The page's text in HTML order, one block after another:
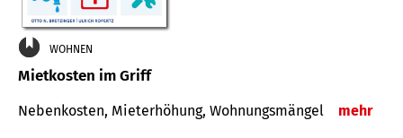
WOHNEN
Mietkosten im Griff
Nebenkosten, Mieterhöhung, Wohnungsmängel mehr